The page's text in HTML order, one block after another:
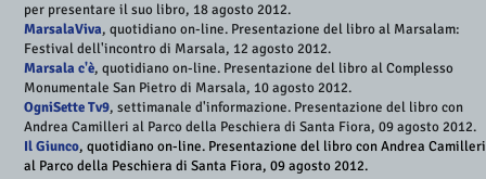
per presentare il suo libro, 18 agosto 2012.
MarsalaViva, quotidiano on-line. Presentazione del libro al Marsalam:
Festival dell'incontro di Marsala, 12 agosto 2012.
Marsala c'è, quotidiano on-line. Presentazione del libro al Complesso
Monumentale San Pietro di Marsala, 10 agosto 2012.
OgniSette Tv9, settimanale d'informazione. Presentazione del libro con
Andrea Camilleri al Parco della Peschiera di Santa Fiora, 09 agosto 2012.​
Il Giunco, quotidiano on-line. Presentazione del libro con Andrea Camilleri
al Parco della Peschiera di Santa Fiora, 09 agosto 2012.